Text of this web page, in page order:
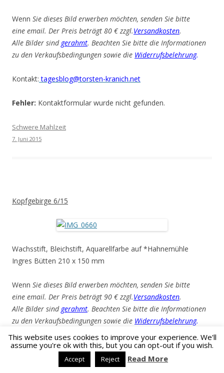
Wenn Sie dieses Bild erwerben möchten, senden Sie bitte
eine email. Der Preis beträgt 80 € zzgl.Versandkosten.
Alle Bilder sind gerahmt. Beachten Sie bitte die Informationen
zu den Verkaufsbedingungen sowie die Widerrufsbelehrung.
Kontakt: tagesblog@torsten-kranich.net
Fehler: Kontaktformular wurde nicht gefunden.
Schwere Mahlzeit
7. Juni 2015
Kopfgebirge 6/15
Wachsstift, Bleichstift, Aquarellfarbe auf *Hahnemühle
Ingres Bütten 210 x 150 mm
Wenn Sie dieses Bild erwerben möchten, senden Sie bitte
eine email. Der Preis beträgt 90 € zzgl.Versandkosten.
Alle Bilder sind gerahmt. Beachten Sie bitte die Informationen
zu den Verkaufsbedingungen sowie die Widerrufsbelehrung.
Kontakt: tagesblog@torsten-kranich.net
Kontaktformular wurde nicht gefunden.
This website uses cookies to improve your experience. We'll
assume you're ok with this, but you can opt-out if you wish.
Accept Reject Read More